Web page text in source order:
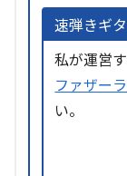
速弾きギ
私が運営
ファザー
い。